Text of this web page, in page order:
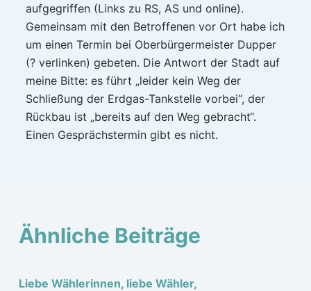
aufgegriffen (Links zu RS, AS und online).
Gemeinsam mit den Betroffenen vor Ort habe ich
um einen Termin bei Oberbürgermeister Dupper
(? verlinken) gebeten. Die Antwort der Stadt auf
meine Bitte: es führt „leider kein Weg der
Schließung der Erdgas-Tankstelle vorbei“, der
Rückbau ist „bereits auf den Weg gebracht“.
Einen Gesprächstermin gibt es nicht.
Ähnliche Beiträge
Liebe Wählerinnen, liebe Wähler,